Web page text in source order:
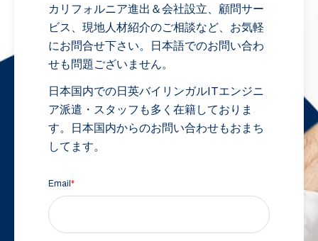
カリフォルニア進出＆会社設立、顧問サー
ビス、現地人材紹介のご相談など、お気軽
にお問合せ下さい。日本語でのお問い合わ
せも問題ございません。
日本国内での日英バイリンガルITエンジニ
ア派遣・スタッフも多く在籍しておりま
す。日本国内からのお問い合わせもおまち
してます。
Email *